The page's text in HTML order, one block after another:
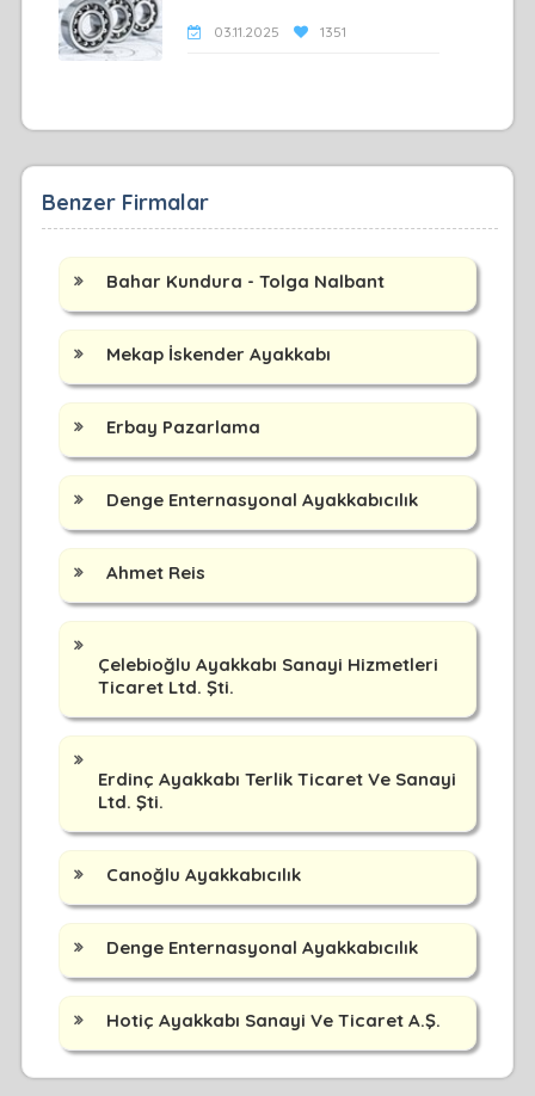
03.11.2025 1351
Benzer Firmalar
Bahar Kundura - Tolga Nalbant
Mekap İskender Ayakkabı
Erbay Pazarlama
Denge Enternasyonal Ayakkabıcılık
Ahmet Reis
Çelebioğlu Ayakkabı Sanayi Hizmetleri
Ticaret Ltd. Şti.
Erdinç Ayakkabı Terlik Ticaret Ve Sanayi
Ltd. Şti.
Canoğlu Ayakkabıcılık
Denge Enternasyonal Ayakkabıcılık
Hotiç Ayakkabı Sanayi Ve Ticaret A.Ş.